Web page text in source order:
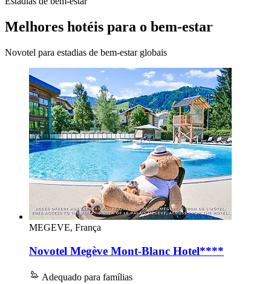
Melhores hotéis para o bem-estar
Novotel para estadias de bem-estar globais
MEGEVE, França
Novotel Megève Mont-Blanc Hotel****
Adequado para famílias